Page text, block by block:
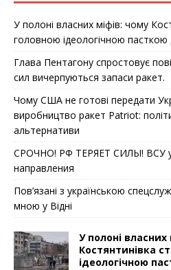
У полоні власних міфів: чому
головною ідеологічною пасткою
Глава Пентагону спростовує
сил вичерпуються запаси ракет.
Чому США не готові передати
виробництво ракет Patriot:
альтернативи
СРОЧНО! РФ ТЕРЯЕТ СИЛЫ! ВСУ
направления
Пов’язані з українською
мною у Відні
У полоні власних
Костянтинівка
ідеологічною